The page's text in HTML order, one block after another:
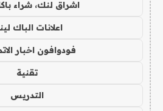
اشراق لنك، شراء
اعلانات الباك
فودوافون اخبار
تقنية
التدريس